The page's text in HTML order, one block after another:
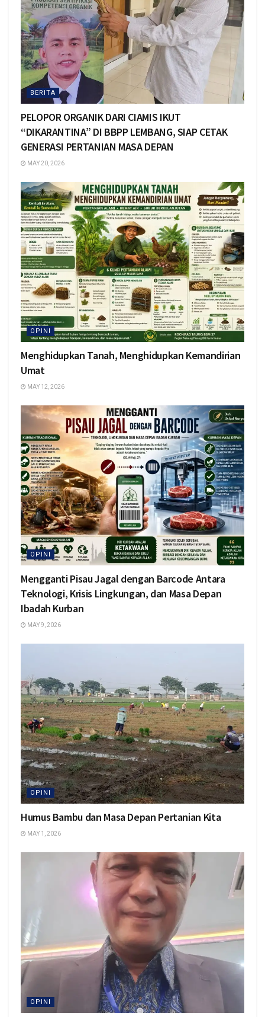
BERITA
PELOPOR ORGANIK DARI CIAMIS IKUT
“DIKARANTINA” DI BBPP LEMBANG, SIAP CETAK
GENERASI PERTANIAN MASA DEPAN
MAY 20, 2026
OPINI
Menghidupkan Tanah, Menghidupkan Kemandirian
Umat
MAY 12, 2026
OPINI
Mengganti Pisau Jagal dengan Barcode Antara
Teknologi, Krisis Lingkungan, dan Masa Depan
Ibadah Kurban
MAY 9, 2026
OPINI
Humus Bambu dan Masa Depan Pertanian Kita
MAY 1, 2026
OPINI